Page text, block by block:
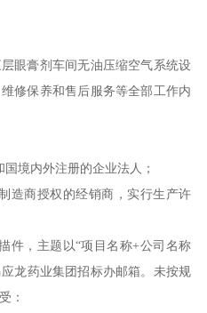
眼膏剂车间无油压缩空气系统设
修保养和售后服务等全部工作内
境内外注册的企业法人；
造商授权的经销商，实行生产许
件，主题以“项目名称+公司名称
龙药业集团招标办邮箱。未按规
：